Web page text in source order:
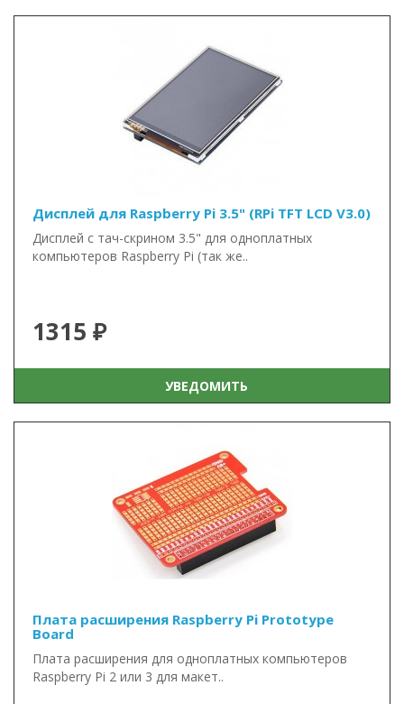
Дисплей для Raspberry Pi 3.5" (RPi TFT LCD V3.0)
Дисплей c тач-скрином 3.5" для одноплатных
компьютеров Raspberry Pi (так же..
1315 ₽
УВЕДОМИТЬ
Плата расширения Raspberry Pi Prototype
Board
Плата расширения для одноплатных компьютеров
Raspberry Pi 2 или 3 для макет..